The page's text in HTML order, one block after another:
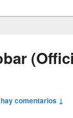
comentarios ↓